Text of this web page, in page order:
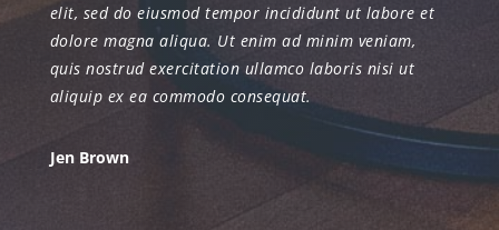
elit, sed do eiusmod tempor incididunt ut labore et
dolore magna aliqua. Ut enim ad minim veniam,
quis nostrud exercitation ullamco laboris nisi ut
aliquip ex ea commodo consequat.
Jen Brown